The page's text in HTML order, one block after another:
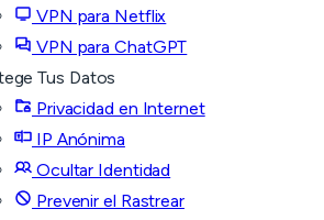
VPN para Netflix
VPN para ChatGPT
Tus Datos
Privacidad en Internet
IP Anónima
Ocultar Identidad
Prevenir el Rastrear